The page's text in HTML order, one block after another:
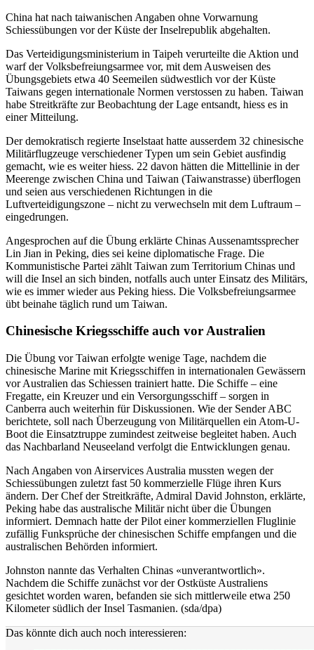
China hat nach taiwanischen Angaben ohne Vorwarnung
Schiessübungen vor der Küste der Inselrepublik abgehalten.
Das Verteidigungsministerium in Taipeh verurteilte die Aktion und
warf der Volksbefreiungsarmee vor, mit dem Ausweisen des
Übungsgebiets etwa 40 Seemeilen südwestlich vor der Küste
Taiwans gegen internationale Normen verstossen zu haben. Taiwan
habe Streitkräfte zur Beobachtung der Lage entsandt, hiess es in
einer Mitteilung.
Der demokratisch regierte Inselstaat hatte ausserdem 32 chinesische
Militärflugzeuge verschiedener Typen um sein Gebiet ausfindig
gemacht, wie es weiter hiess. 22 davon hätten die Mittellinie in der
Meerenge zwischen China und Taiwan (Taiwanstrasse) überflogen
und seien aus verschiedenen Richtungen in die
Luftverteidigungszone – nicht zu verwechseln mit dem Luftraum –
eingedrungen.
Angesprochen auf die Übung erklärte Chinas Aussenamtssprecher
Lin Jian in Peking, dies sei keine diplomatische Frage. Die
Kommunistische Partei zählt Taiwan zum Territorium Chinas und
will die Insel an sich binden, notfalls auch unter Einsatz des Militärs,
wie es immer wieder aus Peking hiess. Die Volksbefreiungsarmee
übt beinahe täglich rund um Taiwan.
Chinesische Kriegsschiffe auch vor Australien
Die Übung vor Taiwan erfolgte wenige Tage, nachdem die
chinesische Marine mit Kriegsschiffen in internationalen Gewässern
vor Australien das Schiessen trainiert hatte. Die Schiffe – eine
Fregatte, ein Kreuzer und ein Versorgungsschiff – sorgen in
Canberra auch weiterhin für Diskussionen. Wie der Sender ABC
berichtete, soll nach Überzeugung von Militärquellen ein Atom-U-
Boot die Einsatztruppe zumindest zeitweise begleitet haben. Auch
das Nachbarland Neuseeland verfolgt die Entwicklungen genau.
Nach Angaben von Airservices Australia mussten wegen der
Schiessübungen zuletzt fast 50 kommerzielle Flüge ihren Kurs
ändern. Der Chef der Streitkräfte, Admiral David Johnston, erklärte,
Peking habe das australische Militär nicht über die Übungen
informiert. Demnach hatte der Pilot einer kommerziellen Fluglinie
zufällig Funksprüche der chinesischen Schiffe empfangen und die
australischen Behörden informiert.
Johnston nannte das Verhalten Chinas «unverantwortlich».
Nachdem die Schiffe zunächst vor der Ostküste Australiens
gesichtet worden waren, befanden sie sich mittlerweile etwa 250
Kilometer südlich der Insel Tasmanien. (sda/dpa)
Das könnte dich auch noch interessieren: